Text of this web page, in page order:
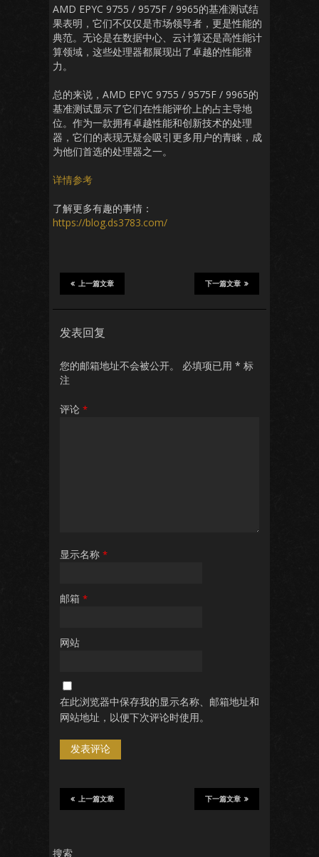
AMD EPYC 9755 / 9575F / 9965的基准测试结
果表明，它们不仅仅是市场领导者，更是性能的
典范。无论是在数据中心、云计算还是高性能计
算领域，这些处理器都展现出了卓越的性能潜
力。
总的来说，AMD EPYC 9755 / 9575F / 9965的
基准测试显示了它们在性能评价上的占主导地
位。作为一款拥有卓越性能和创新技术的处理
器，它们的表现无疑会吸引更多用户的青睐，成
为他们首选的处理器之一。
详情参考
了解更多有趣的事情：
https://blog.ds3783.com/
下一篇文章
上一篇文章
发表回复
您的邮箱地址不会被公开。 必填项已用 * 标
注
评论 *
显示名称 *
邮箱 *
网站
在此浏览器中保存我的显示名称、邮箱地址和
网站地址，以便下次评论时使用。
下一篇文章
上一篇文章
搜索